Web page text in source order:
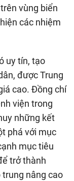
vùng biển
các nhiệm
uy tín, tạo
được Trung
cao. Đồng chí
viện trong
những kết
phá với mục
mục tiêu
trở thành
nâng cao